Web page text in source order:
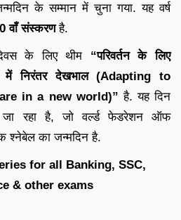
के सम्मान में चुना गया. यह वर्ष
वाँ संस्करणहै.
के लिए थीम “परिवर्तन के लिए
निरंतर देखभाल (Adapting to
in a new world)” है. यह दिन
रहा है, जो वर्ल्ड फेडरेशन ऑफ
श्नेबेल का जन्मदिन है.
for all Banking, SSC,
& other exams